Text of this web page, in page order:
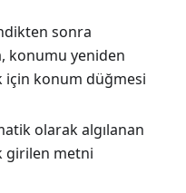
sonra
konumu yeniden
için konum düğmesi
olarak algılanan
girilen metni